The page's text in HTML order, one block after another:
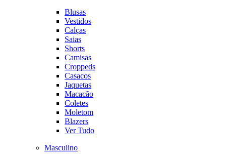
Blusas
Vestidos
Calças
Saias
Shorts
Camisas
Croppeds
Casacos
Jaquetas
Macacão
Coletes
Moletom
Blazers
Ver Tudo
Masculino